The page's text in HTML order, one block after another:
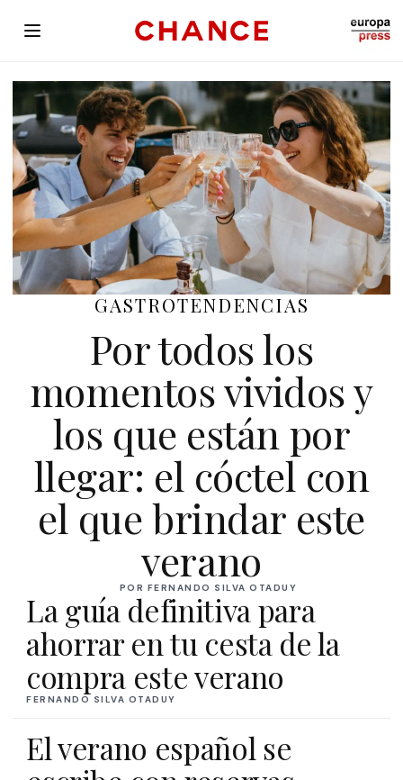
GASTROTENDENCIAS
Por todos los
momentos vividos y
los que están por
llegar: el cóctel con
el que brindar este
verano
POR FERNANDO SILVA OTADUY
La guía definitiva para
ahorrar en tu cesta de la
compra este verano
FERNANDO SILVA OTADUY
El verano español se